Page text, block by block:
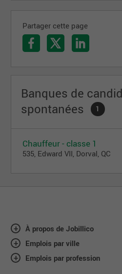
Partager cette page
Banques de
spontanées
1
Chauffeur - classe 1
535, Edward VII, Dorval, QC
À propos de Jobillico
Emplois par ville
Emplois par profession